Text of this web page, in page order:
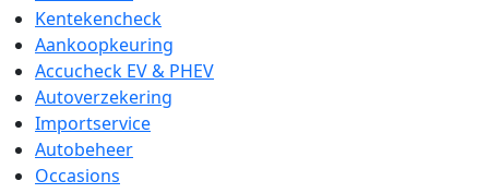
Kentekencheck
Aankoopkeuring
Accucheck EV & PHEV
Autoverzekering
Importservice
Autobeheer
Occasions